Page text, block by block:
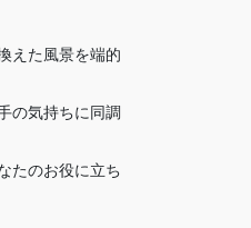
えた風景を端的
の気持ちに同調
たのお役に立ち